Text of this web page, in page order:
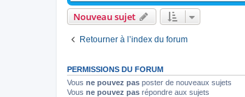
Nouveau sujet
Retourner à l’index du forum
PERMISSIONS DU FORUM
Vous ne pouvez pas poster de nouveaux sujets
Vous ne pouvez pas répondre aux sujets